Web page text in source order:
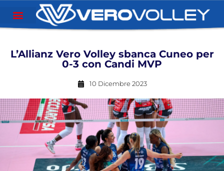
L’Allianz Vero Volley sbanca Cuneo per
0-3 con Candi MVP
10 Dicembre 2023